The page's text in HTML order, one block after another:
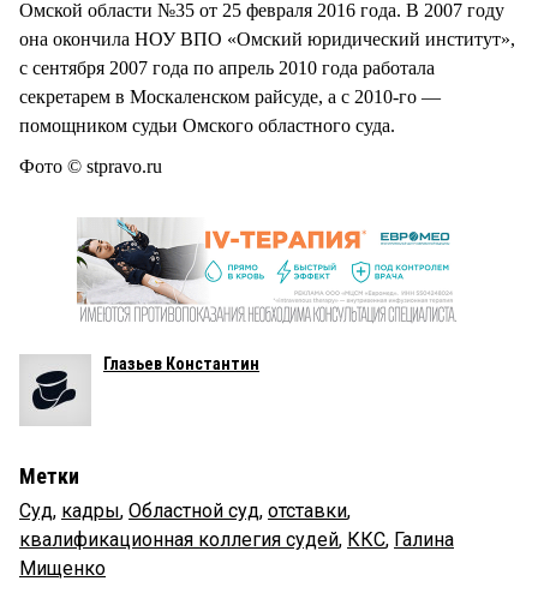
Омской области №35 от 25 февраля 2016 года. В 2007 году
она окончила НОУ ВПО «Омский юридический институт»,
с сентября 2007 года по апрель 2010 года работала
секретарем в Москаленском райсуде, а с 2010-го —
помощником судьи Омского областного суда.
Фото © stpravo.ru
Глазьев Константин
Метки
Суд, кадры, Областной суд, отставки,
квалификационная коллегия судей, ККС, Галина
Мищенко